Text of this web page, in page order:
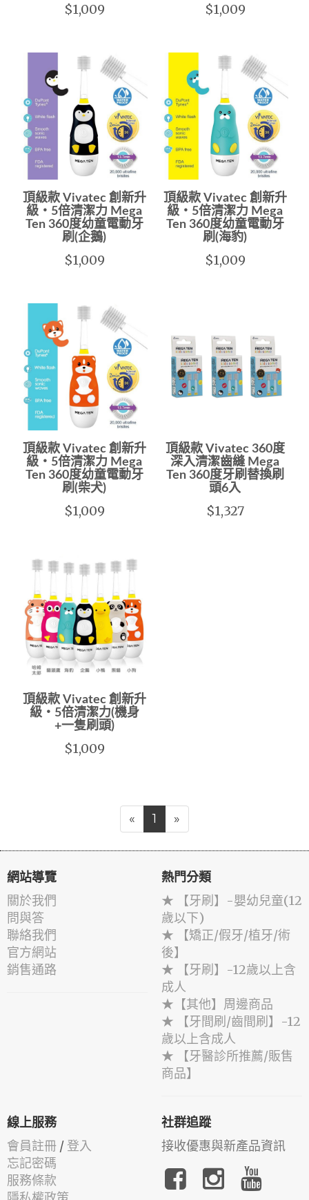
$1,009 $1,009
頂級款 Vivatec 創新升
級‧5倍清潔力 Mega
Ten 360度幼童電動牙
刷(企鵝)
$1,009
頂級款 Vivatec 創新升
級‧5倍清潔力 Mega
Ten 360度幼童電動牙
刷(海豹)
$1,009
頂級款 Vivatec 創新升
級‧5倍清潔力 Mega
Ten 360度幼童電動牙
刷(柴犬)
$1,009
頂級款 Vivatec 360度
深入清潔齒縫 Mega
Ten 360度牙刷替換刷
頭6入
$1,327
頂級款 Vivatec 創新升
級‧5倍清潔力(機身
+一隻刷頭)
$1,009
« 1 »
網站導覽
關於我們
問與答
聯絡我們
官方網站
銷售通路
熱門分類
★ 【牙刷】-嬰幼兒童(12
歲以下)
★ 【矯正/假牙/植牙/術
後】
★ 【牙刷】-12歲以上含
成人
★【其他】周邊商品
★ 【牙間刷/齒間刷】-12
歲以上含成人
★ 【牙醫診所推薦/販售
商品】
線上服務
會員註冊 / 登入
忘記密碼
服務條款
社群追蹤
接收優惠與新產品資訊